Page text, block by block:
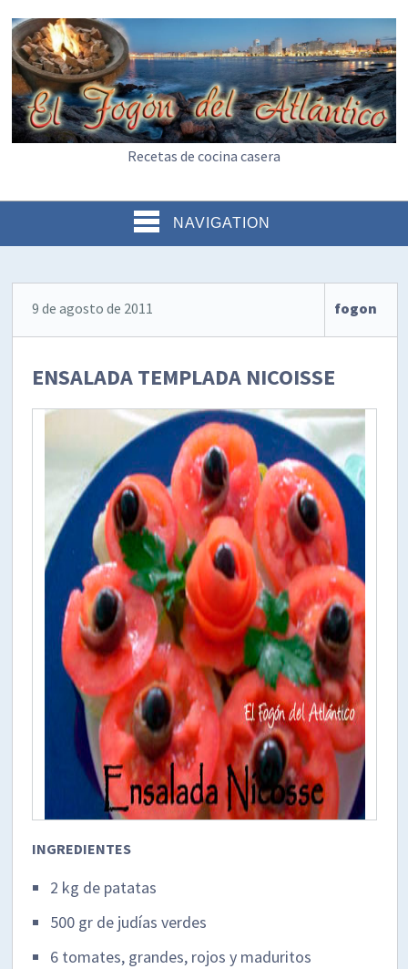
Recetas de cocina casera
NAVIGATION
9 de agosto de 2011 fogon
ENSALADA TEMPLADA NICOISSE
INGREDIENTES
2 kg de patatas
500 gr de judías verdes
6 tomates, grandes, rojos y maduritos